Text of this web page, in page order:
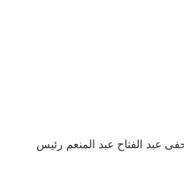
عبد الفتاح عبد المنعم رئيس